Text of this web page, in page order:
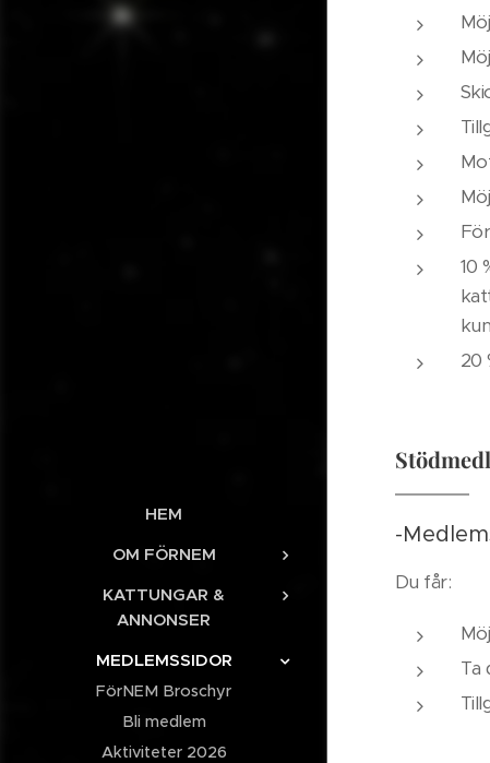
HEM
OM FÖRNEM
KATTUNGAR &
ANNONSER
MEDLEMSSIDOR
FörNEM Broschyr
Bli medlem
Aktiviteter 2026
10
20
-
Du får:
Ta